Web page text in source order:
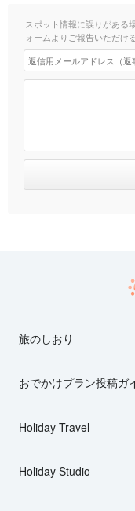
スポット情報に誤りがある
ォームよりご報告いただけ
旅のしおり
おでかけプラン投稿ガ
Holiday Travel
Holiday Studio